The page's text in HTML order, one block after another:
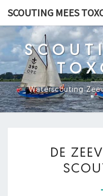
naar
content
SCOUTING MEES
Waterscouting
DE